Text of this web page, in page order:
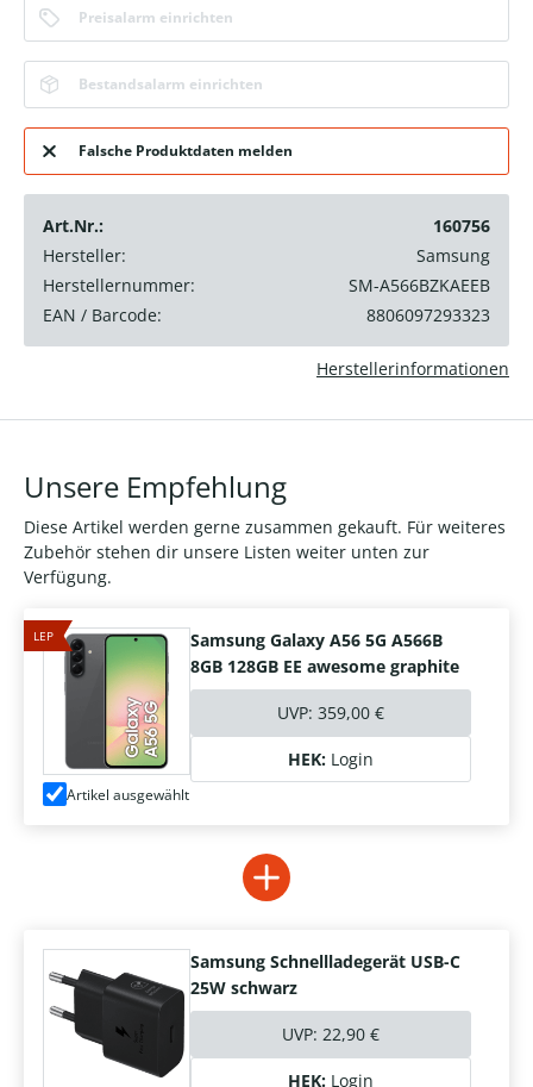
Preisalarm einrichten
Bestandsalarm einrichten
Falsche Produktdaten melden
Art.Nr.:
160756
Hersteller:
Samsung
Herstellernummer:
SM-A566BZKAEEB
EAN / Barcode:
8806097293323
Herstellerinformationen
Unsere Empfehlung
Diese Artikel werden gerne zusammen gekauft. Für weiteres
Zubehör stehen dir unsere Listen weiter unten zur
Verfügung.
LEP
Samsung Galaxy A56 5G A566B
8GB 128GB EE awesome graphite
UVP: 359,00 €
HEK: Login
Artikel ausgewählt
Samsung Schnellladegerät USB-C
25W schwarz
UVP: 22,90 €
HEK: Login